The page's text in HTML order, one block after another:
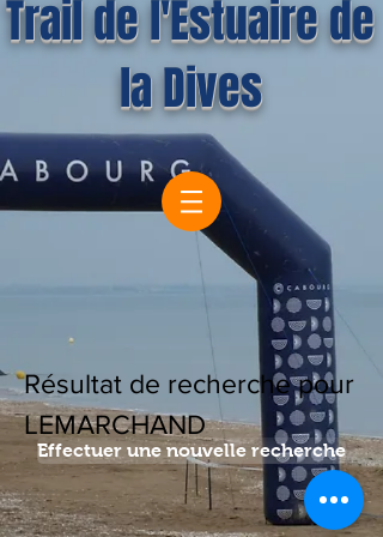
Trail de l'Estuaire de
la Dives
Résultat de recherche pour
LEMARCHAND
Effectuer une nouvelle recherche